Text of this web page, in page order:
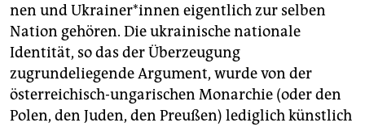
nen und Ukrai­ne­r*in­nen eigentlich zur selben
Nation gehören. Die ukrainische nationale
Identität, so das der Überzeugung
zugrundeliegende Argument, wurde von der
österreichisch-ungarischen Monarchie (oder den
Polen, den Juden, den Preußen) lediglich künstlich